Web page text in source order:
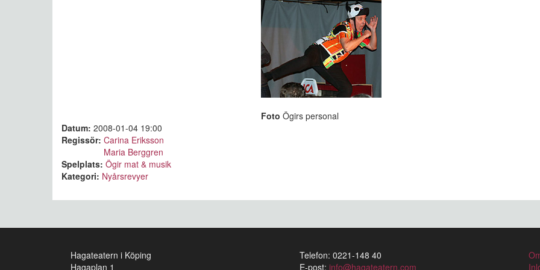
Foto Ögirs personal
Datum: 2008-01-04 19:00
Regissör: Carina Eriksson
Maria Berggren
Spelplats: Ögir mat & musik
Kategori: Nyårsrevyer
Hagateatern i Köping
Hagaplan 1
Telefon: 0221-148 40
E-post: info@hagateatern.com